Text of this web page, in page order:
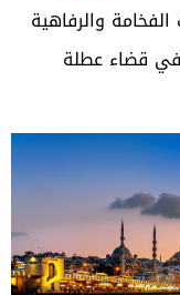
والرفاهية
في قضاء عطلة